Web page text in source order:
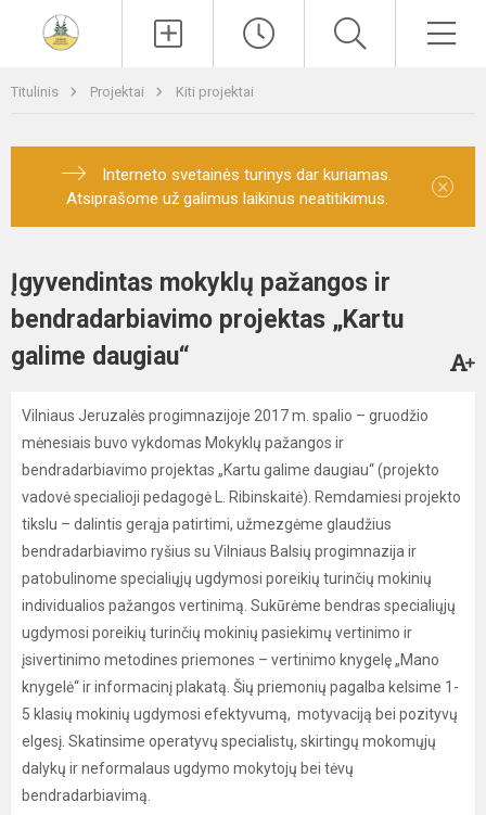
Titulinis Projektai Kiti projektai
Interneto svetainės turinys dar kuriamas.
Atsiprašome už galimus laikinus neatitikimus.
×
Įgyvendintas mokyklų pažangos ir
bendradarbiavimo projektas „Kartu
galime daugiau“
Vilniaus Jeruzalės progimnazijoje 2017 m. spalio – gruodžio
mėnesiais buvo vykdomas Mokyklų pažangos ir
bendradarbiavimo projektas „Kartu galime daugiau“ (projekto
vadovė specialioji pedagogė L. Ribinskaitė). Remdamiesi projekto
tikslu – dalintis gerąja patirtimi, užmezgėme glaudžius
bendradarbiavimo ryšius su Vilniaus Balsių progimnazija ir
patobulinome specialiųjų ugdymosi poreikių turinčių mokinių
individualios pažangos vertinimą. Sukūrėme bendras specialiųjų
ugdymosi poreikių turinčių mokinių pasiekimų vertinimo ir
įsivertinimo metodines priemones – vertinimo knygelę „Mano
knygelė“ ir informacinį plakatą. Šių priemonių pagalba kelsime 1-
5 klasių mokinių ugdymosi efektyvumą, motyvaciją bei pozityvų
elgesį. Skatinsime operatyvų specialistų, skirtingų mokomųjų
dalykų ir neformalaus ugdymo mokytojų bei tėvų
bendradarbiavimą.